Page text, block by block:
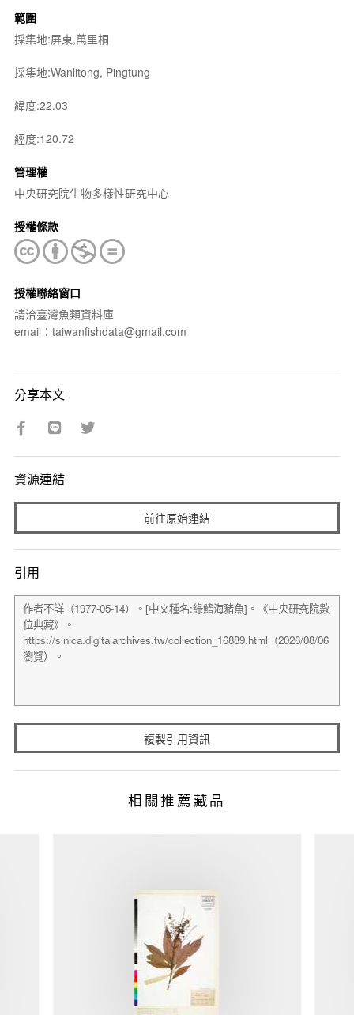
範圍
採集地:屏東,萬里桐
採集地:Wanlitong, Pingtung
緯度:22.03
經度:120.72
管理權
中央研究院生物多樣性研究中心
授權條款
授權聯絡窗口
請洽臺灣魚類資料庫
email：taiwanfishdata@gmail.com
分享本文
資源連結
前往原始連結
引用
複製引用資訊
相關推薦藏品